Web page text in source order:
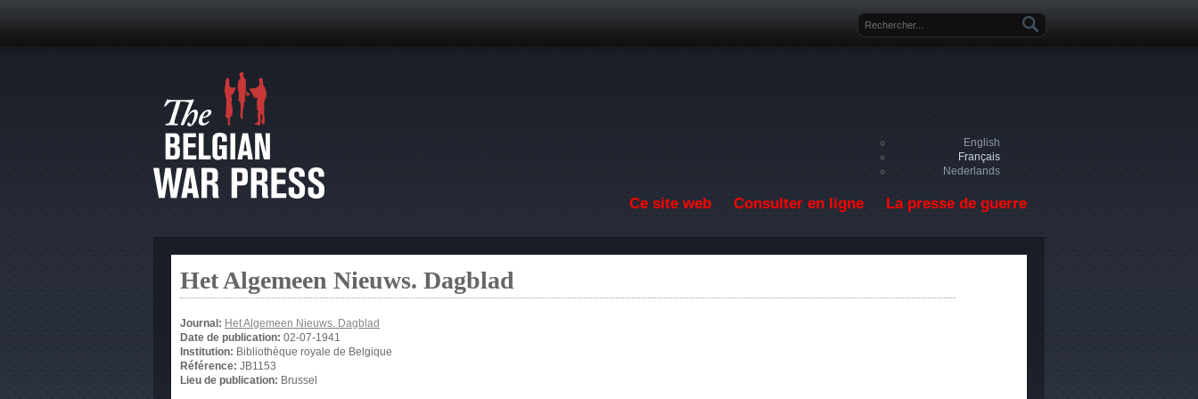
Formulaire de recherche
English
Français
Nederlands
Ce site web Consulter en ligne La presse de guerre
Het Algemeen Nieuws. Dagblad
Journal: Het Algemeen Nieuws. Dagblad
Date de publication: 02-07-1941
Institution: Bibliothèque royale de Belgique
Référence: JB1153
Lieu de publication: Brussel